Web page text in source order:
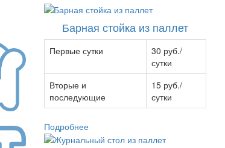
Барная стойка из паллет
Первые сутки
30 руб./
сутки
Вторые и
последующие
15 руб./
сутки
Подробнее